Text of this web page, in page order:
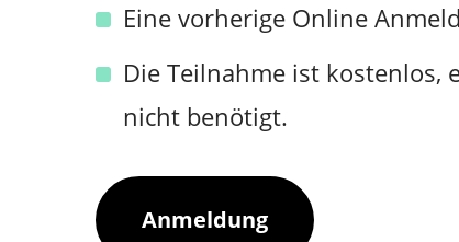
Eine vorherige Online
Die Teilnahme ist kostenlos,
nicht benötigt.
Anmeldung